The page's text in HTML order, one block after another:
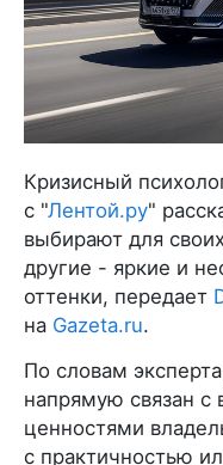
Кризисный
с "Лентой.ру"
выбирают для
другие - яркие и
оттенки, передает
на Gazeta.ru.
По словам
напрямую связан
ценностями
с практичностью